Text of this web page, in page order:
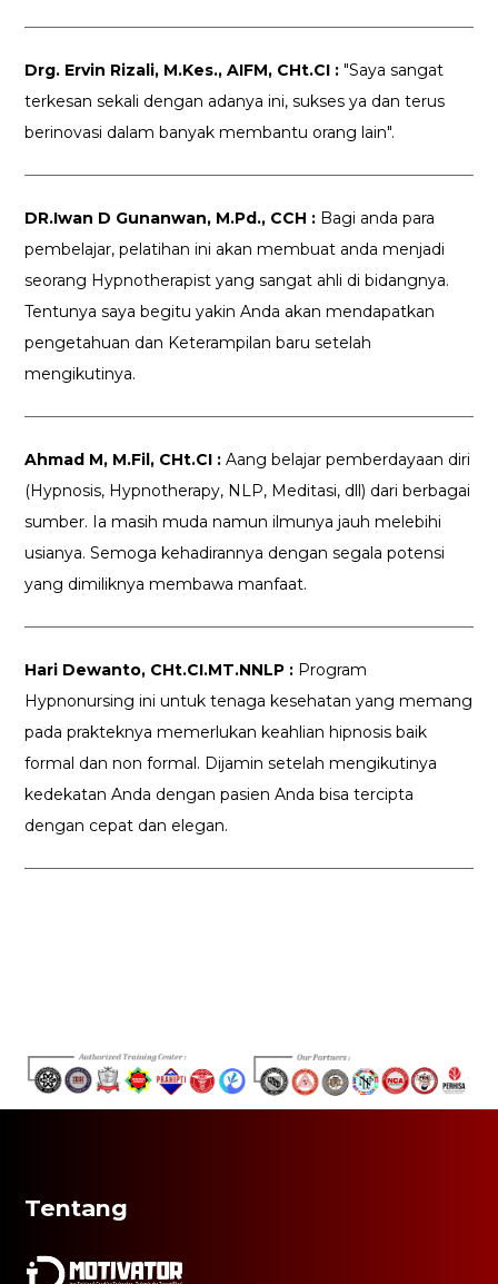
Drg. Ervin Rizali, M.Kes., AIFM, CHt.CI : "Saya sangat
terkesan sekali dengan adanya ini, sukses ya dan terus
berinovasi dalam banyak membantu orang lain".
DR.Iwan D Gunanwan, M.Pd., CCH : Bagi anda para
pembelajar, pelatihan ini akan membuat anda menjadi
seorang Hypnotherapist yang sangat ahli di bidangnya.
Tentunya saya begitu yakin Anda akan mendapatkan
pengetahuan dan Keterampilan baru setelah
mengikutinya.
Ahmad M, M.Fil, CHt.CI : Aang belajar pemberdayaan diri
(Hypnosis, Hypnotherapy, NLP, Meditasi, dll) dari berbagai
sumber. Ia masih muda namun ilmunya jauh melebihi
usianya. Semoga kehadirannya dengan segala potensi
yang dimiliknya membawa manfaat.
Hari Dewanto, CHt.CI.MT.NNLP : Program
Hypnonursing ini untuk tenaga kesehatan yang memang
pada prakteknya memerlukan keahlian hipnosis baik
formal dan non formal. Dijamin setelah mengikutinya
kedekatan Anda dengan pasien Anda bisa tercipta
dengan cepat dan elegan.
Tentang